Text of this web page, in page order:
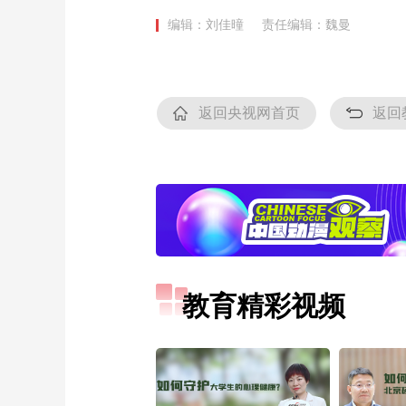
编辑：刘佳曈 责任编辑：魏曼
返回央视网首页 返回
教育精彩视频